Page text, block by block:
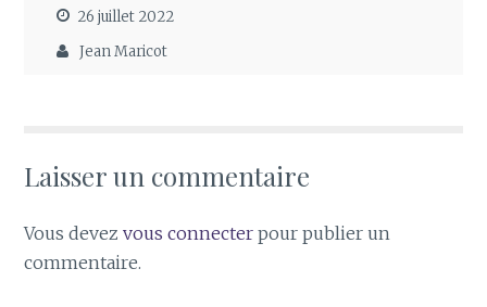
26 juillet 2022
Jean Maricot
Laisser un commentaire
Vous devezvous connecter pour publier un
commentaire.